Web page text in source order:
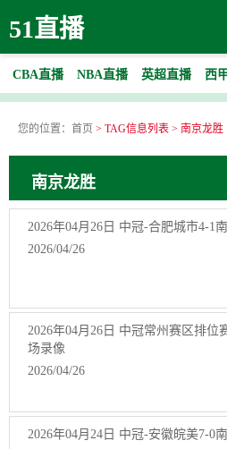
51直播
CBA直播 NBA直播 英超直播 西
您的位置： 首页 > TAG信息列表 > 南京龙胜
南京龙胜
2026年04月26日 中冠-合肥城市4-1
2026/04/26
2026年04月26日 中冠常州赛区排位
场录像
2026/04/26
2026年04月24日 中冠-安徽皖美7-0